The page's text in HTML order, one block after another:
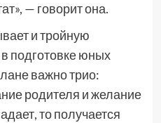
— говорит она.
и тройную
подготовке юных
важно трио:
родителя и желание
то получается